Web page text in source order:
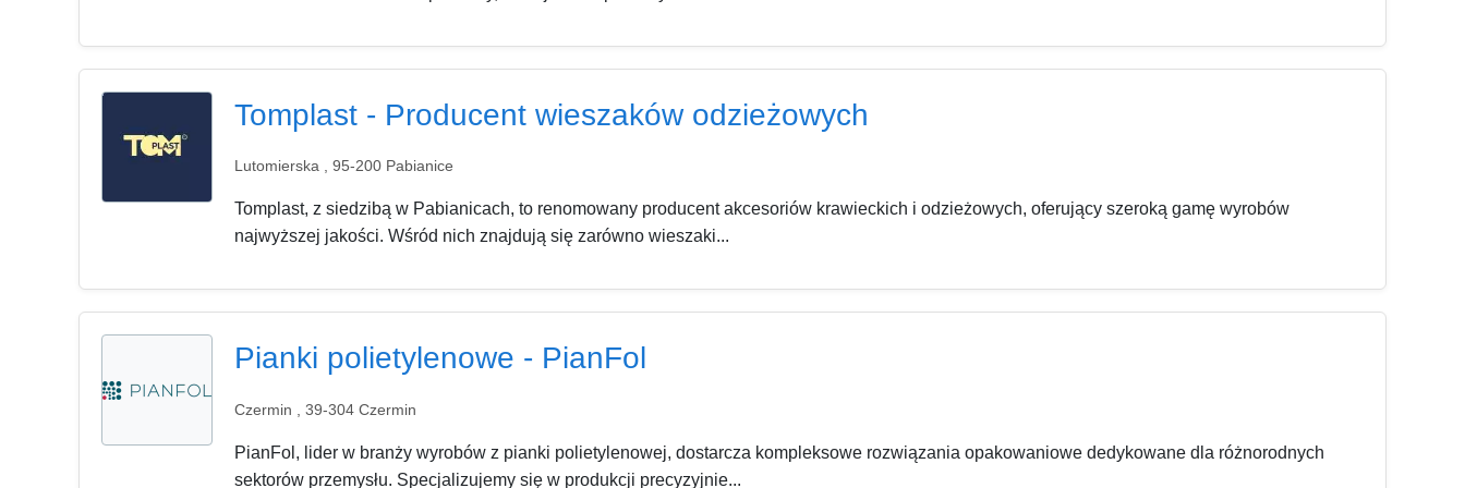
Tomplast - Producent wieszaków odzieżowych
Lutomierska , 95-200 Pabianice
Tomplast, z siedzibą w Pabianicach, to renomowany producent akcesoriów krawieckich i odzieżowych, oferujący szeroką gamę wyrobów
najwyższej jakości. Wśród nich znajdują się zarówno wieszaki...
Pianki polietylenowe - PianFol
Czermin , 39-304 Czermin
PianFol, lider w branży wyrobów z pianki polietylenowej, dostarcza kompleksowe rozwiązania opakowaniowe dedykowane dla różnorodnych
sektorów przemysłu. Specjalizujemy się w produkcji precyzyjnie...